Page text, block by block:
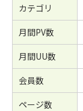
カテゴリ
月間PV数
月間UU数
会員数
ページ数